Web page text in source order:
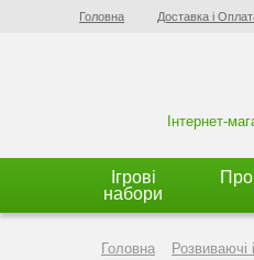
Головна Доставка і
Інтернет-
Ігрові
набори
Головна Розвиваючі